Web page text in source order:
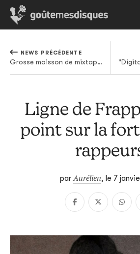
NEWS PRÉCÉDENTE
Grosse moisson de mixtapes pour débuter l'année
Ligne de
point sur la
parAurélien, le 7